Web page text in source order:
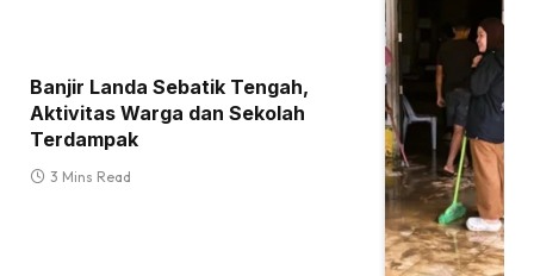
Banjir Landa Sebatik Tengah,
Aktivitas Warga dan Sekolah
Terdampak
3 Mins Read